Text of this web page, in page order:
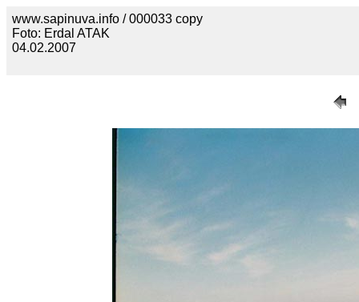
www.sapinuva.info / 000033 copy
Foto: Erdal ATAK
04.02.2007